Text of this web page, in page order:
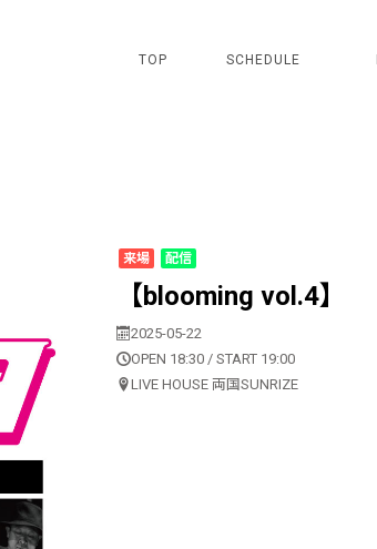
TOP SCHEDULE
来場 配信
【blooming vol.4】
2025-05-22
OPEN 18:30 / START 19:00
LIVE HOUSE 両国SUNRIZE